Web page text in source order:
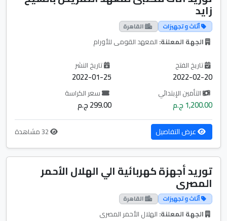
زايد
أثاث و تجهيزات القاهرة
الجهة المعلنة: المعهد القومى للأورام
تاريخ الفتح
2022-02-20
تاريخ النشر
2022-01-25
التأمين الإبتدائي
1,200.00 ج.م
سعر الكراسة
299.00 ج.م
عرض التفاصيل
توريد أجهزة كهربائية الي الهلال الأحمر
المصرى
أثاث و تجهيزات القاهرة
الجهة المعلنة: الهلال الأحمر المصرى